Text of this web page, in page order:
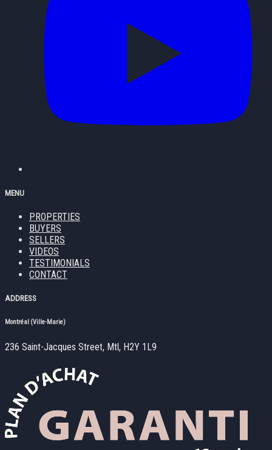
MENU
PROPERTIES
BUYERS
SELLERS
VIDEOS
TESTIMONIALS
CONTACT
ADDRESS
Montréal (Ville-Marie)
236 Saint-Jacques Street, Mtl, H2Y 1L9